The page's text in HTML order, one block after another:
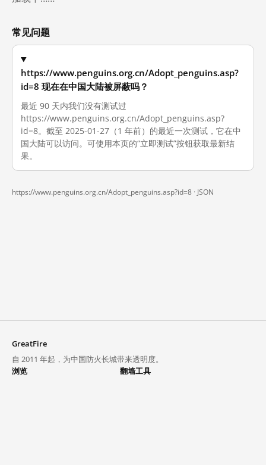
常见问题
https://www.penguins.org.cn/Adopt_penguins.asp?
id=8 现在在中国大陆被屏蔽吗？
最近 90 天内我们没有测试过
https://www.penguins.org.cn/Adopt_penguins.asp?
id=8。截至 2025-01-27（1 年前）的最近一次测试，它在中
国大陆可以访问。可使用本页的“立即测试”按钮获取最新结
果。
https://www.penguins.org.cn/Adopt_penguins.asp?id=8 · JSON
GreatFire
自 2011 年起，为中国防火长城带来透明度。
浏览
翻墙工具